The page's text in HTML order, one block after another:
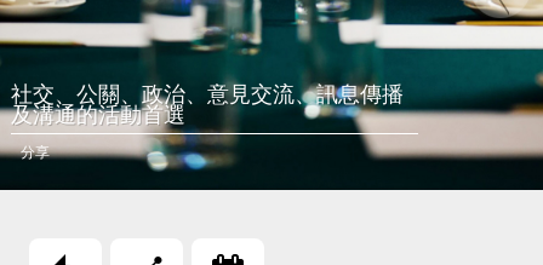
社交、公關、政治、意見交流、訊息傳播
及溝通的活動首選
分享